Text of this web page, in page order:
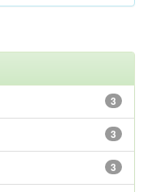
3
3
3